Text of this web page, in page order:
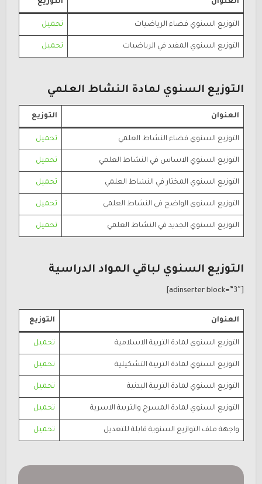
العنوان التوزيع
التوزيع السنوي فضاء الرياضيات تحميل
التوزيع السنوي المفيد في الرياضيات تحميل
التوزيع السنوي لمادة النشاط العلمي
العنوان التوزيع
التوزيع السنوي فضاء النشاط العلمي تحميل
التوزيع السنوي الاساس في النشاط العلمي تحميل
التوزيع السنوي المختار في النشاط العلمي تحميل
التوزيع السنوي الواضح في النشاط العلمي تحميل
التوزيع السنوي الجديد في النشاط العلمي تحميل
التوزيع السنوي لباقي المواد الدراسية
[adinserter block=”3″]
العنوان التوزيع
التوزيع السنوي لمادة التربية الاسلامية تحميل
التوزيع السنوي لمادة التربية التشكيلية تحميل
التوزيع السنوي لمادة التربية البدنية تحميل
التوزيع السنوي لمادة المسرح والتربية الاسرية تحميل
واجهة ملف التوازيع السنوية قابلة للتعديل تحميل